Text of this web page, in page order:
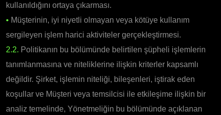
kullanıldığını ortaya çıkarması.
• Müşterinin, iyi niyetli olmayan veya kötüye kullanım
sergileyen işlem harici aktiviteler gerçekleştirmesi.
2.2. Politikanın bu bölümünde belirtilen şüpheli işlemlerin
tanımlanmasına ve niteliklerine ilişkin kriterler kapsamlı
değildir. Şirket, işlemin niteliği, bileşenleri, iştirak eden
koşullar ve Müşteri veya temsilcisi ile etkileşime ilişkin bir
analiz temelinde, Yönetmeliğin bu bölümünde açıklanan